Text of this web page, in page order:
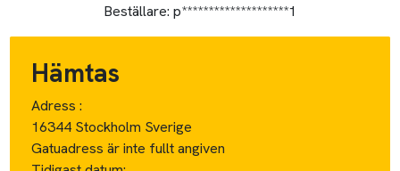
Beställare: p********************1
Hämtas
Adress :
16344 Stockholm Sverige
Gatuadress är inte fullt angiven